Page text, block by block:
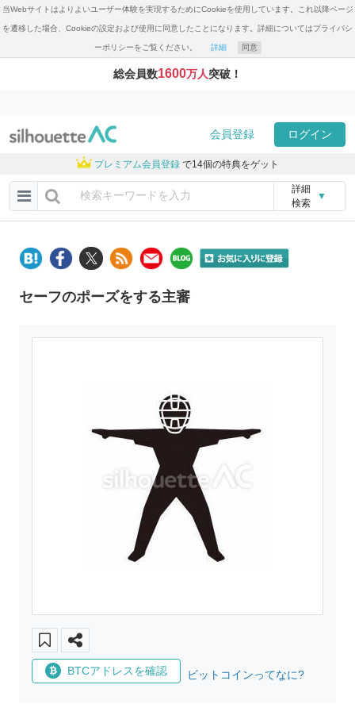
当Webサイトはよりよいユーザー体験を実現するためにCookieを使用しています。これ以降ページ
を遷移した場合、Cookieの設定および使用に同意したことになります。詳細についてはプライバシ
ーポリシーをご覧ください。 詳細 同意
総会員数1600万人突破！
会員登録 ログイン
プレミアム会員登録 で14個の特典をゲット
詳細
検索
▼
セーフのポーズをする主審
BTCアドレスを確認 ビットコインってなに?